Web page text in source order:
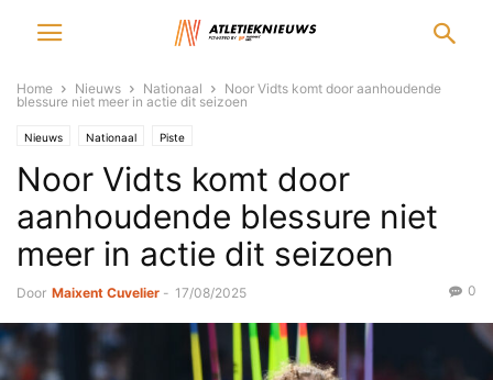
Home Nieuws Nationaal
Noor Vidts komt door aanhoudende
blessure niet meer in actie dit seizoen
Nieuws Nationaal Piste
Noor Vidts komt door
aanhoudende blessure niet
meer in actie dit seizoen
Door Maixent Cuvelier - 17/08/2025 0